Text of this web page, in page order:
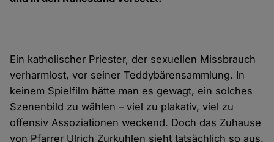
Ein katholischer Priester, der sexuellen Missbrauch
verharmlost, vor seiner Teddybärensammlung. In
keinem Spielfilm hätte man es gewagt, ein solches
Szenenbild zu wählen – viel zu plakativ, viel zu
offensiv Assoziationen weckend. Doch das Zuhause
von Pfarrer Ulrich Zurkuhlen sieht tatsächlich so aus.